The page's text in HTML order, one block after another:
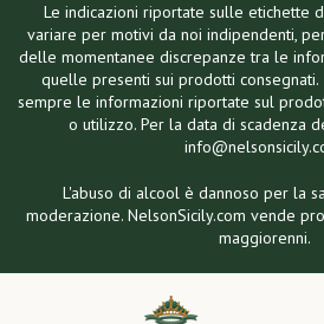
Le indicazioni riportate sulle etichette
variare per motivi da noi indipendenti,
delle momentanee discrepanze tra le
quelle presenti sui prodotti
sempre le informazioni riportate sul
o utilizzo. Per la data di scadenza
L'abuso di alcool è dannoso per la
moderazione. NelsonSicily.com vende
maggiorenni.